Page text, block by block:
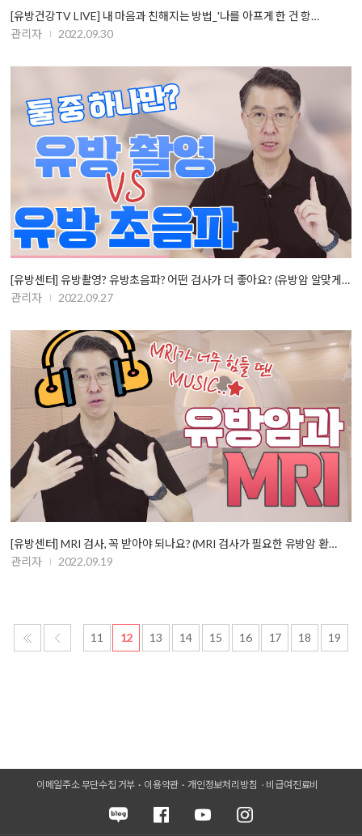
[유방건강TV LIVE] 내 마음과 친해지는 방법_'나를 아프게 한 건 항…
관리자
2022.09.30
[유방센터] 유방촬영? 유방초음파? 어떤 검사가 더 좋아요? (유방암 알맞게 …
관리자
2022.09.27
[유방센터] MRI 검사, 꼭 받아야 되나요? (MRI 검사가 필요한 유방암 환…
관리자
2022.09.19
11 12 13 14 15 16 17 18 19
이메일주소 무단수집 거부 이용약관 개인정보처리방침 비급여진료비